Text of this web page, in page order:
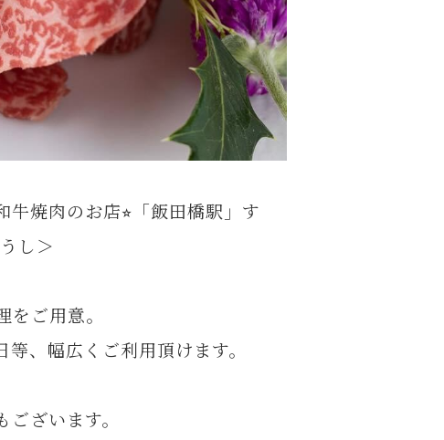
焼肉のお店⭐︎「飯田橋駅」す
し＞
ご用意。
、幅広くご利用頂けます。
ざいます。